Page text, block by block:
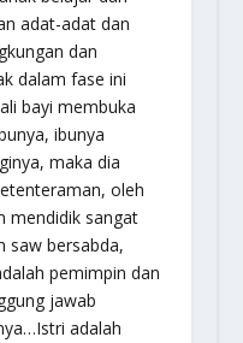
adat-adat dan
dan
dalam fase ini
bayi membuka
ibunya
maka dia
oleh
mendidik sangat
saw bersabda,
pemimpin dan
jawab
adalah